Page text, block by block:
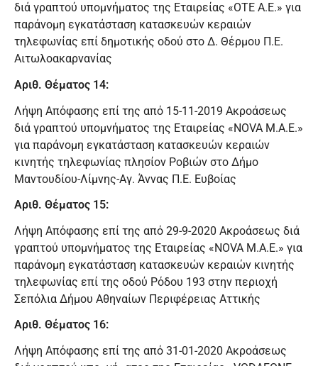
διά γραπτού υπομνήματος της Εταιρείας «OTE A.E.» για
παράνομη εγκατάσταση κατασκευών κεραιών
τηλεφωνίας επί δημοτικής οδού στο Δ. Θέρμου Π.Ε.
Αιτωλοακαρνανίας
Αριθ. Θέματος 14:
Λήψη Απόφασης επί της από 15-11-2019 Ακροάσεως
διά γραπτού υπομνήματος της Εταιρείας «NOVA Μ.Α.Ε.»
για παράνομη εγκατάσταση κατασκευών κεραιών
κινητής τηλεφωνίας πλησίον Ροβιών στο Δήμο
Μαντουδίου-Λίμνης-Αγ. Άννας Π.Ε. Ευβοίας
Αριθ. Θέματος 15:
Λήψη Απόφασης επί της από 29-9-2020 Ακροάσεως διά
γραπτού υπομνήματος της Εταιρείας «NOVA Μ.Α.Ε.» για
παράνομη εγκατάσταση κατασκευών κεραιών κινητής
τηλεφωνίας επί της οδού Ρόδου 193 στην περιοχή
Σεπόλια Δήμου Αθηναίων Περιφέρειας Αττικής
Αριθ. Θέματος 16:
Λήψη Απόφασης επί της από 31-01-2020 Ακροάσεως